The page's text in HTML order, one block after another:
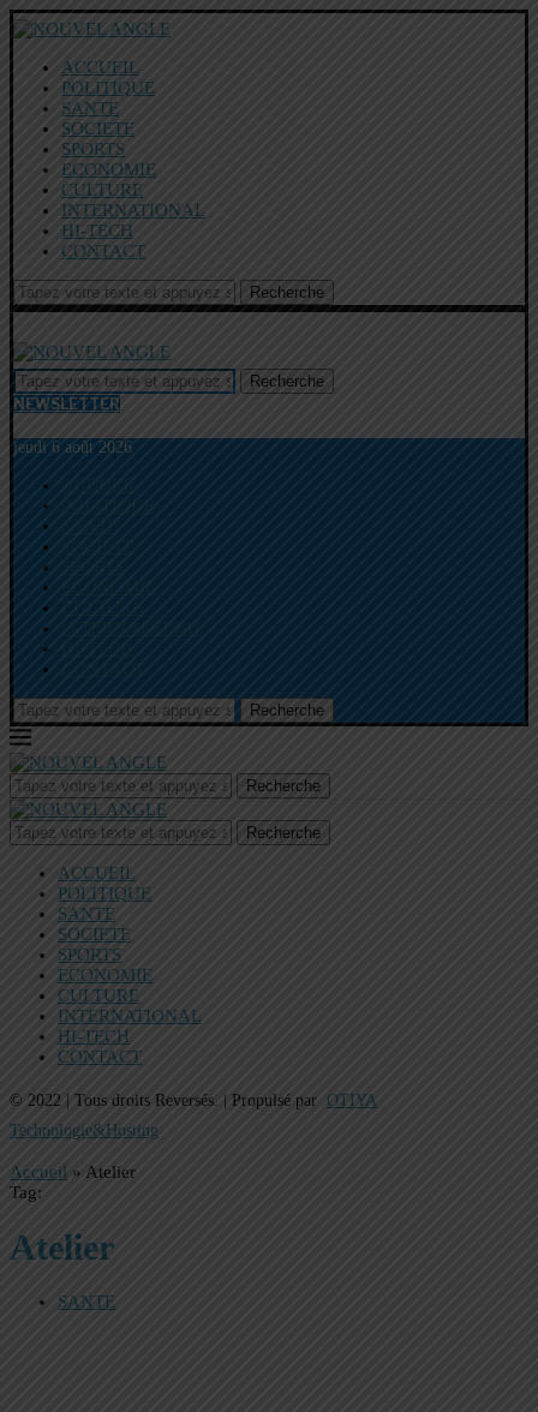
ACCUEIL
POLITIQUE
SANTE
SOCIETE
SPORTS
ECONOMIE
CULTURE
INTERNATIONAL
HI-TECH
CONTACT
Recherche
Recherche
NEWSLETTER
jeudi 6 août 2026
Recherche
Recherche
Recherche
ACCUEIL
POLITIQUE
SANTE
SOCIETE
SPORTS
ECONOMIE
CULTURE
INTERNATIONAL
HI-TECH
CONTACT
© 2022 | Tous droits Reversés. | Propulsé par OTIYA
Technologie&Hosting
Accueil » Atelier
Tag:
Atelier
SANTE